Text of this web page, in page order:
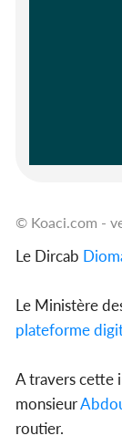
© Koaci.com -
Le Dircab
Le Ministère
plateforme
A travers cette
monsieur
routier.